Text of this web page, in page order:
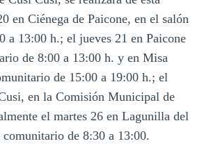
en Ciénega de Paicone, en el salón
a 13:00 h.; el jueves 21 en Paicone
de 8:00 a 13:00 h. y en Misa
de 15:00 a 19:00 h.; el
en la Comisión Municipal de
el martes 26 en Lagunilla del
de 8:30 a 13:00.